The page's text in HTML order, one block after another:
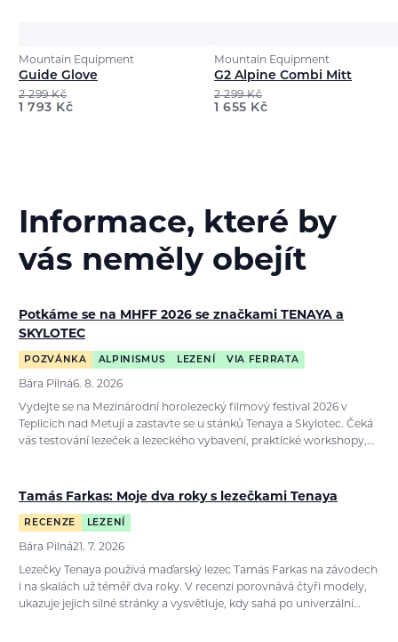
Mountain Equipment
Guide Glove
2 299Kč
1 793 Kč
Mountain Equipment
G2 Alpine Combi Mitt
2 299Kč
1 655 Kč
Informace, které by
vás neměly obejít
Potkáme se na MHFF 2026 se značkami TENAYA a
SKYLOTEC
POZVÁNKA ALPINISMUS LEZENÍ VIA FERRATA
Bára Pilná6. 8. 2026
Vydejte se na Mezinárodní horolezecký filmový festival 2026 v
Teplicích nad Metují a zastavte se u stánků Tenaya a Skylotec. Čeká
vás testování lezeček a lezeckého vybavení, praktické workshopy,…
Tamás Farkas: Moje dva roky s lezečkami Tenaya
RECENZE LEZENÍ
Bára Pilná21. 7. 2026
Lezečky Tenaya používá maďarský lezec Tamás Farkas na závodech
i na skalách už téměř dva roky. V recenzi porovnává čtyři modely,
ukazuje jejich silné stránky a vysvětluje, kdy sahá po univerzální…